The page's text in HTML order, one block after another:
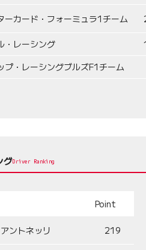
ーカード・フォーミュラ1チーム
・レーシング
プ・レーシングブルズF1チーム
グDriver Ranking
Point
ントネッリ 219